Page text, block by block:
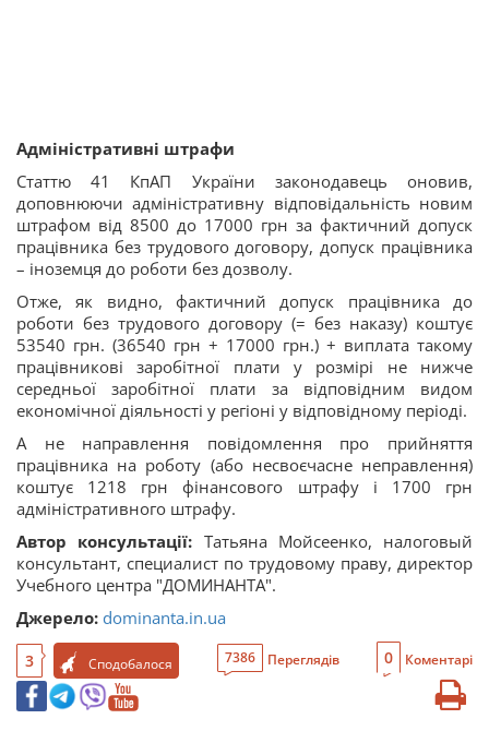
Адміністративні штрафи
Статтю 41 КпАП України законодавець оновив,
доповнюючи адміністративну відповідальність новим
штрафом від 8500 до 17000 грн за фактичний допуск
працівника без трудового договору, допуск працівника
– іноземця до роботи без дозволу.
Отже, як видно, фактичний допуск працівника до
роботи без трудового договору (= без наказу) коштує
53540 грн. (36540 грн + 17000 грн.) + виплата такому
працівникові заробітної плати у розмірі не нижче
середньої заробітної плати за відповідним видом
економічної діяльності у регіоні у відповідному періоді.
А не направлення повідомлення про прийняття
працівника на роботу (або несвоєчасне неправлення)
коштує 1218 грн фінансового штрафу і 1700 грн
адміністративного штрафу.
Автор консультації: Татьяна Мойсеенко, налоговый
консультант, специалист по трудовому праву, директор
Учебного центра "ДОМИНАНТА".
Джерело: dominanta.in.ua
3 Сподобалося 7386 Переглядів 0 Коментарі